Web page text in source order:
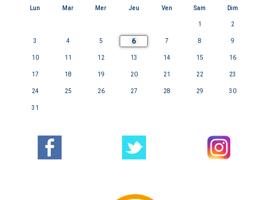
Lun Mar Mer Jeu Ven Sam Dim
1 2
3 4 5 6 7 8 9
10 11 12 13 14 15 16
17 18 19 20 21 22 23
24 25 26 27 28 29 30
31